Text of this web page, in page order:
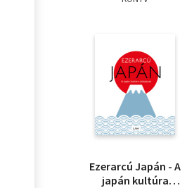
Ezerarcú Japán - A
japán kultúra